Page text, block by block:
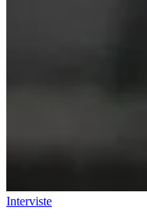
Interviste